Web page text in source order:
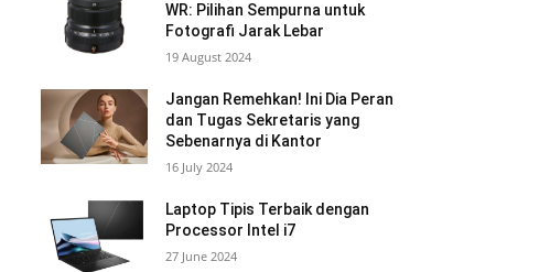
WR: Pilihan Sempurna untuk
Fotografi Jarak Lebar
19 August 2024
Jangan Remehkan! Ini Dia Peran
dan Tugas Sekretaris yang
Sebenarnya di Kantor
16 July 2024
Laptop Tipis Terbaik dengan
Processor Intel i7
27 June 2024